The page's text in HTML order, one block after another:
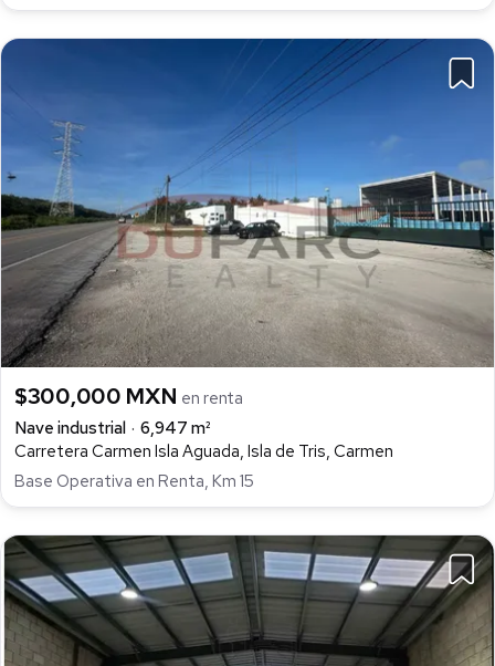
$300,000 MXN en renta
Nave industrial
6,947 m²
Carretera Carmen Isla Aguada, Isla de Tris, Carmen
Base Operativa en Renta, Km 15